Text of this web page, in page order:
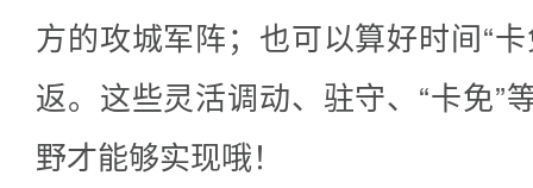
方的攻城军阵；也可以算好时间“
返。这些灵活调动、驻守、“卡免”
野才能够实现哦！